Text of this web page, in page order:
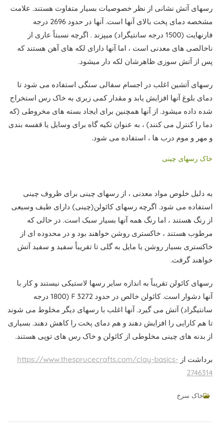
رسهای آتش نشانی از نظر خصوصیات بسیار متفاوت هستند. علامت
مشخصه دمای پخت بالای آنها است. آنها در حدود 2696 درجه
فارنهایت (1500 درجه سانتیگراد) میپزند . اگرچه نسبتاً عاری از
ناخالصی های معدنی است ، اما آنها دارای لکه های آهن هستند که
پس از آتش سوزی ظاهرشان لکه دار میشود.
رسهای آتشین اغلب در اجسام سفالی سنگی استفاده می شود تا
دمای بلوغ آنها افزایش یابد و مقدار کمی زبری به خاک رس استخراج
شده داده میشود. از آنها همچنین برای ایجاد بسته های مخروطی (که
دما را کنترل می کنند) ، به عنوان تکیه گاه برای وسایل یا قفسه بندی
و مهر و موم درب ها ، استفاده می شود.
خاک رسهای چینی
به دلیل خلوص مواد معدنی ، از رسهای چینی برای ظروف چینی
استفاده می شود. اگرچه رسهای کائولن(چینی) دارای طیف وسیعی
از رنگ هستند ، اما رنگ همه آنها بسیار سبک است. در حالی که
مرطوب هستند ، خاکستری روشن خواهند بود و در محدوده ای از
خاکستری بسیار روشن یا مایل به گلی تا تقریباً سفید و سفید آتش
خواهند گرفت.
رسهای کائولن تقریباً به اندازه سایر رسها لاستیکی نیستند و کار با
آنها دشوار است. کائولن خالص در حدود 3272 F (1800 درجه
سانتیگراد) آتش می گیرد. آنها اغلب با رسهای دیگر مخلوط می شوند
تا هم کارایی را افزایش دهند و هم دمای پخت را کاهش دهند. بسیاری
از بدنه های چینی مخلوطی از کائولن و خاک رس های توپی هستند.
برداشت از https://www.thesprucecrafts.com/clay-basics-
2746314
خاک سرخ